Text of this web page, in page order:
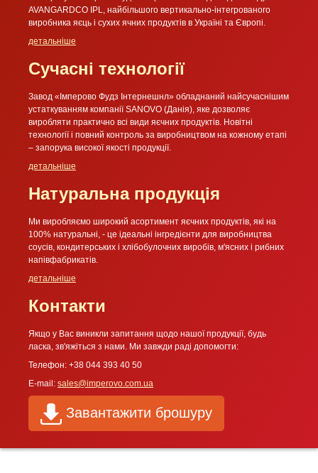
AVANGARDCO IPL, найбільшого вертикально-інтегрованого
виробника яєць і сухих ячних продуктів в Україні та Європі.
детальніше
Сучасні технології
Завод «Імперово Фудз Інтернешнл» обладнаний найсучаснішим
устаткуванням компанії SANOVO (Данія), яке дозволяє
виробляти практично всі види яєчних продуктів. Новітні
технології і повний контроль за виробництвом на кожному етапі
– запорука високої якості продукції.
детальніше
Натуральна продукція
Ми виробляємо широкий асортимент яєчних продуктів, які на
100% натуральні, - це ідеальні інгредієнти для виробництва
соусів, кондитерських і хлібобулочних виробів, м'ясних і рибних
напівфабрикатів.
детальніше
Контакти
Якщо у Вас виникли запитання щодо нашої продукції, будь
ласка, зв'яжіться з нами. Ми завжди раді допомогти:
Телефон: +38 044 393 40 50
E-mail: sales@imperovo.com.ua
Завантажити брошуру